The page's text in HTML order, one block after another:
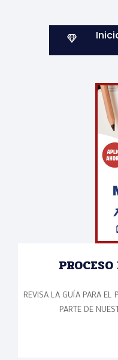
REVISA LA GUÍA PARA EL
PARTE DE